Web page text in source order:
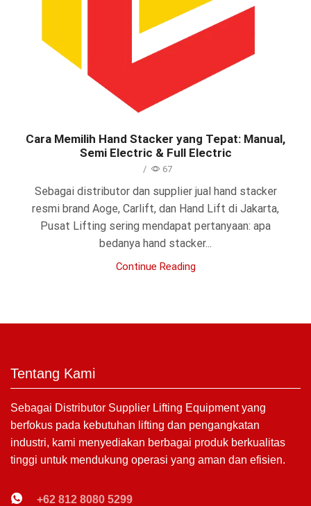
Cara Memilih Hand Stacker yang Tepat: Manual,
Semi Electric & Full Electric
/ 67
Sebagai distributor dan supplier jual hand stacker
resmi brand Aoge, Carlift, dan Hand Lift di Jakarta,
Pusat Lifting sering mendapat pertanyaan: apa
bedanya hand stacker...
Continue Reading
Tentang Kami
Sebagai Distributor Supplier Lifting Equipment yang
berfokus pada kebutuhan lifting dan pengangkatan
industri, kami menyediakan berbagai produk berkualitas
tinggi untuk mendukung operasi yang aman dan efisien.
+62 812 8080 5299